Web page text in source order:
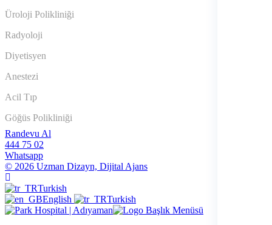
Üroloji Polikliniği
Radyoloji
Diyetisyen
Anestezi
Acil Tıp
Göğüs Polikliniği
Randevu Al
444 75 02
Whatsapp
© 2026 Uzman Dizayn, Dijital Ajans
Turkish
English
Turkish